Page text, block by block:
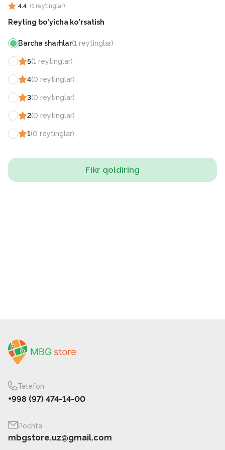
4.4 (1 reytinglar)
Reyting bo'yicha ko'rsatish
Barcha sharhlar(1 reytinglar)
5(1 reytinglar)
4(0 reytinglar)
3(0 reytinglar)
2(0 reytinglar)
1(0 reytinglar)
Fikr qoldiring
Telefon
+998 (97) 474-14-00
Pochta
mbgstore.uz@gmail.com